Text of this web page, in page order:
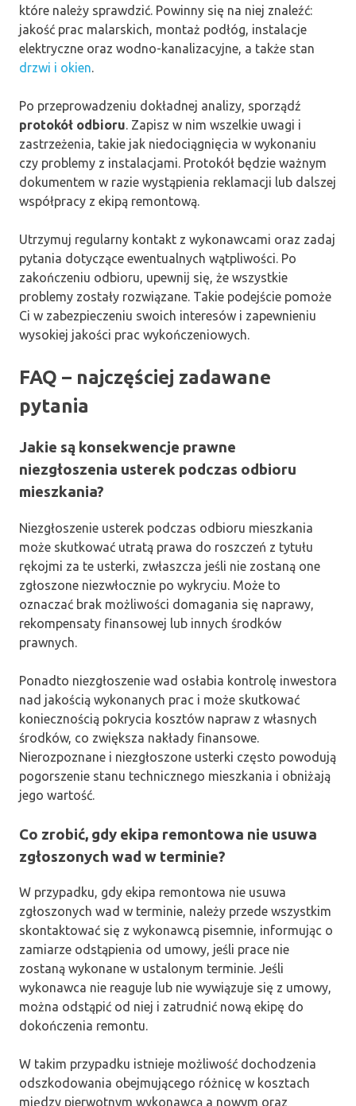
które należy sprawdzić. Powinny się na niej znaleźć:
jakość prac malarskich, montaż podłóg, instalacje
elektryczne oraz wodno-kanalizacyjne, a także stan
drzwi i okien.
Po przeprowadzeniu dokładnej analizy, sporządź
protokół odbioru. Zapisz w nim wszelkie uwagi i
zastrzeżenia, takie jak niedociągnięcia w wykonaniu
czy problemy z instalacjami. Protokół będzie ważnym
dokumentem w razie wystąpienia reklamacji lub dalszej
współpracy z ekipą remontową.
Utrzymuj regularny kontakt z wykonawcami oraz zadaj
pytania dotyczące ewentualnych wątpliwości. Po
zakończeniu odbioru, upewnij się, że wszystkie
problemy zostały rozwiązane. Takie podejście pomoże
Ci w zabezpieczeniu swoich interesów i zapewnieniu
wysokiej jakości prac wykończeniowych.
FAQ – najczęściej zadawane
pytania
Jakie są konsekwencje prawne
niezgłoszenia usterek podczas odbioru
mieszkania?
Niezgłoszenie usterek podczas odbioru mieszkania
może skutkować utratą prawa do roszczeń z tytułu
rękojmi za te usterki, zwłaszcza jeśli nie zostaną one
zgłoszone niezwłocznie po wykryciu. Może to
oznaczać brak możliwości domagania się naprawy,
rekompensaty finansowej lub innych środków
prawnych.
Ponadto niezgłoszenie wad osłabia kontrolę inwestora
nad jakością wykonanych prac i może skutkować
koniecznością pokrycia kosztów napraw z własnych
środków, co zwiększa nakłady finansowe.
Nierozpoznane i niezgłoszone usterki często powodują
pogorszenie stanu technicznego mieszkania i obniżają
jego wartość.
Co zrobić, gdy ekipa remontowa nie usuwa
zgłoszonych wad w terminie?
W przypadku, gdy ekipa remontowa nie usuwa
zgłoszonych wad w terminie, należy przede wszystkim
skontaktować się z wykonawcą pisemnie, informując o
zamiarze odstąpienia od umowy, jeśli prace nie
zostaną wykonane w ustalonym terminie. Jeśli
wykonawca nie reaguje lub nie wywiązuje się z umowy,
można odstąpić od niej i zatrudnić nową ekipę do
dokończenia remontu.
W takim przypadku istnieje możliwość dochodzenia
odszkodowania obejmującego różnicę w kosztach
między pierwotnym wykonawcą a nowym oraz